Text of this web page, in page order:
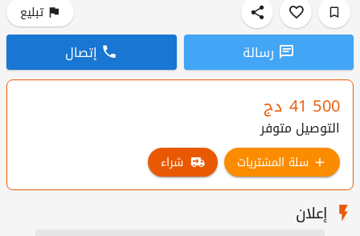
تبليع
رسالة إتصال
41 500 دج
التوصيل متوفر
سلة المشتريات شراء
إعلان